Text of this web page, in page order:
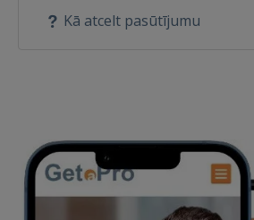
Kā atcelt pasūtījumu